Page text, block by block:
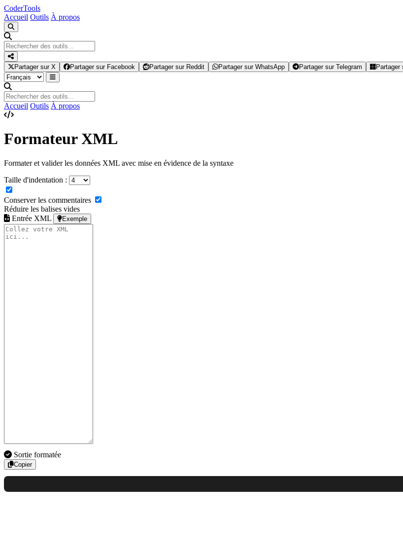
CoderTools
Accueil Outils À propos
Partager sur X Partager sur Facebook Partager sur Reddit Partager sur WhatsApp Partager sur Telegram Partager
Accueil Outils À propos
Formateur XML
Formater et valider les données XML avec mise en évidence de la syntaxe
Taille d'indentation :
Conserver les commentaires
Réduire les balises vides
Entrée XML
Exemple
Sortie formatée
Copier